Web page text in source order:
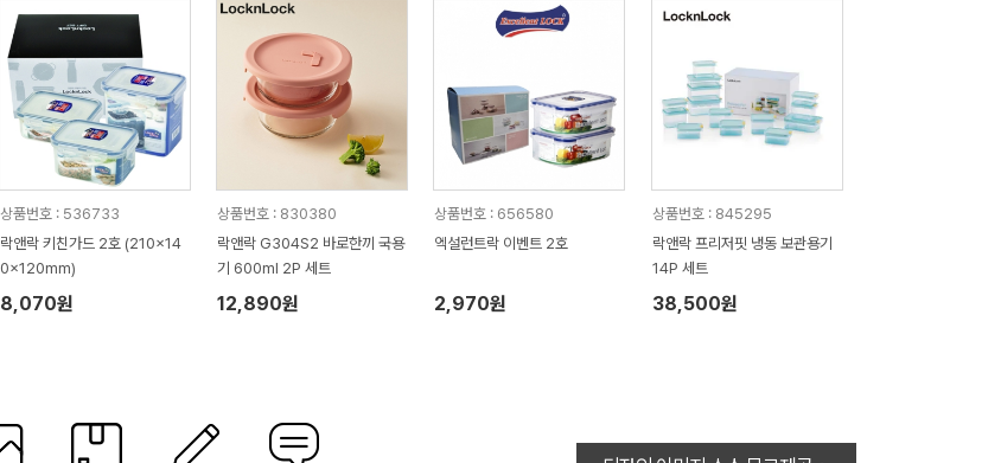
상품번호 : 536733
락앤락 키친가드 2호 (210x14
0x120mm)
8,070원
상품번호 : 830380
락앤락 G304S2 바로한끼 국용
기 600ml 2P 세트
12,890원
상품번호 : 656580
엑설런트락 이벤트 2호
2,970원
상품번호 : 845295
락앤락 프리저핏 냉동 보관용기
14P 세트
38,500원